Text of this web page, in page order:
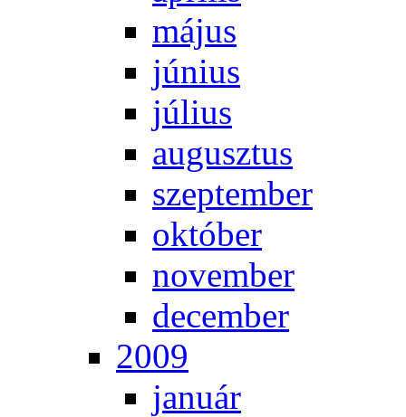
má­jus
jú­ni­us
jú­li­us
au­gusz­tus
szep­tem­ber
ok­tó­ber
no­vem­ber
de­cem­ber
2009
ja­nu­ár